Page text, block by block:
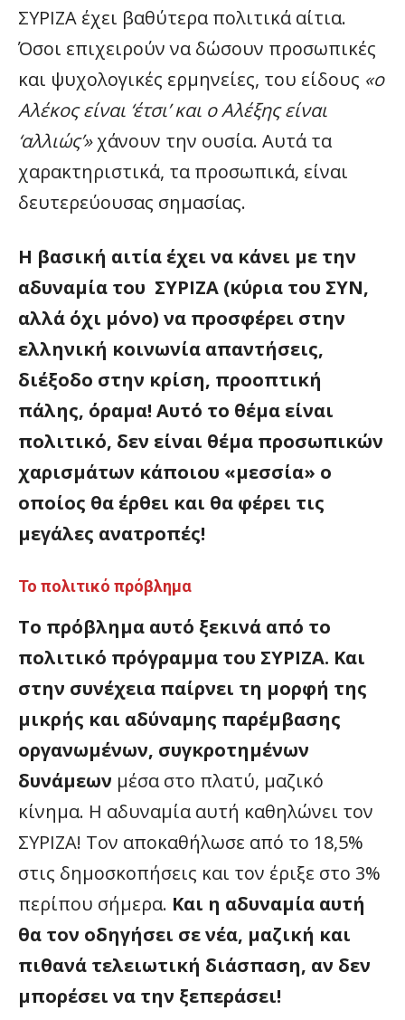
ΣΥΡΙΖΑ έχει βαθύτερα πολιτικά αίτια.
Όσοι επιχειρούν να δώσουν προσωπικές
και ψυχολογικές ερμηνείες, του είδους «ο
Αλέκος είναι ‘έτσι’ και ο Αλέξης είναι
‘αλλιώς’»χάνουν την ουσία. Αυτά τα
χαρακτηριστικά, τα προσωπικά, είναι
δευτερεύουσας σημασίας.
Η βασική αιτία έχει να κάνει με την
αδυναμία του ΣΥΡΙΖΑ (κύρια του ΣΥΝ,
αλλά όχι μόνο) να προσφέρει στην
ελληνική κοινωνία απαντήσεις,
διέξοδο στην κρίση, προοπτική
πάλης, όραμα! Αυτό το θέμα είναι
πολιτικό, δεν είναι θέμα προσωπικών
χαρισμάτων κάποιου «μεσσία» ο
οποίος θα έρθει και θα φέρει τις
μεγάλες ανατροπές!
Το πολιτικό πρόβλημα
Το πρόβλημα αυτό ξεκινά από το
πολιτικό πρόγραμμα του ΣΥΡΙΖΑ. Και
στην συνέχεια παίρνει τη μορφή της
μικρής και αδύναμης παρέμβασης
οργανωμένων, συγκροτημένων
δυνάμεων μέσα στο πλατύ, μαζικό
κίνημα. Η αδυναμία αυτή καθηλώνει τον
ΣΥΡΙΖΑ! Τον αποκαθήλωσε από το 18,5%
στις δημοσκοπήσεις και τον έριξε στο 3%
περίπου σήμερα. Και η αδυναμία αυτή
θα τον οδηγήσει σε νέα, μαζική και
πιθανά τελειωτική διάσπαση, αν δεν
μπορέσει να την ξεπεράσει!